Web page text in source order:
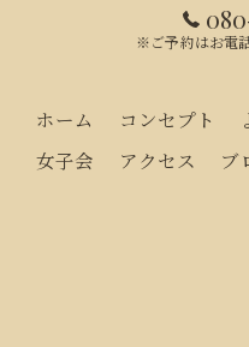
※ご予約はお電
ホーム コンセプト
女子会
アクセス ブ